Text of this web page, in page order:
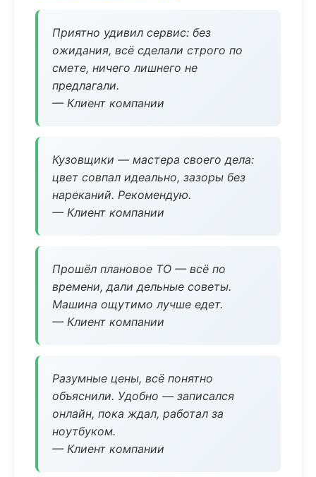
Приятно удивил сервис: без
ожидания, всё сделали строго по
смете, ничего лишнего не
предлагали.
— Клиент компании
Кузовщики — мастера своего дела:
цвет совпал идеально, зазоры без
нареканий. Рекомендую.
— Клиент компании
Прошёл плановое ТО — всё по
времени, дали дельные советы.
Машина ощутимо лучше едет.
— Клиент компании
Разумные цены, всё понятно
объяснили. Удобно — записался
онлайн, пока ждал, работал за
ноутбуком.
— Клиент компании